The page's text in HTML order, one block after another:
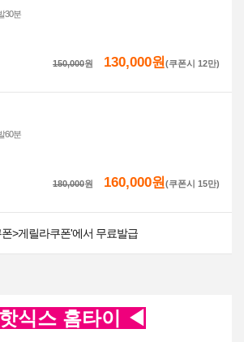
30분
150,000원 130,000원 (쿠폰시 12만)
60분
180,000원 160,000원 (쿠폰시 15만)
>게릴라쿠폰'에서 무료발급
식스 홈타이 ◀